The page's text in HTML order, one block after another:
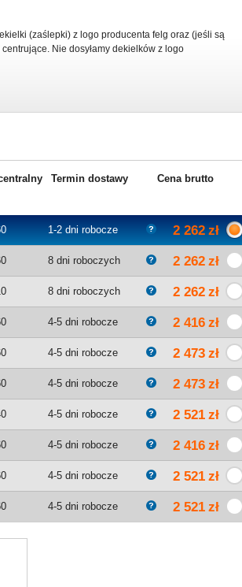
(zaślepki) z logo producenta felg oraz (jeśli są
Nie dosyłamy dekielków z logo
Termin dostawy Cena brutto
1-2 dni robocze 2 262 zł
8 dni roboczych 2 262 zł
8 dni roboczych 2 262 zł
4-5 dni robocze 2 416 zł
4-5 dni robocze 2 473 zł
4-5 dni robocze 2 473 zł
4-5 dni robocze 2 521 zł
4-5 dni robocze 2 416 zł
4-5 dni robocze 2 521 zł
4-5 dni robocze 2 521 zł